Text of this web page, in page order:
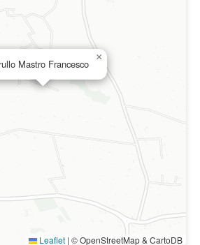
Mastro Francesco
×
Leaflet | © OpenStreetMap & CartoDB